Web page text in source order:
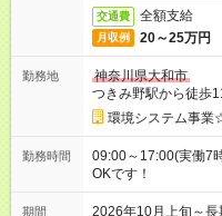
交通費 全額支給
月収例 20～25万円
勤務地
神奈川県大和市
つきみ野駅から徒歩
環境システム事業
勤務時間
09:00～17:00(実働7
OKです！
期間 2026年10月上旬～